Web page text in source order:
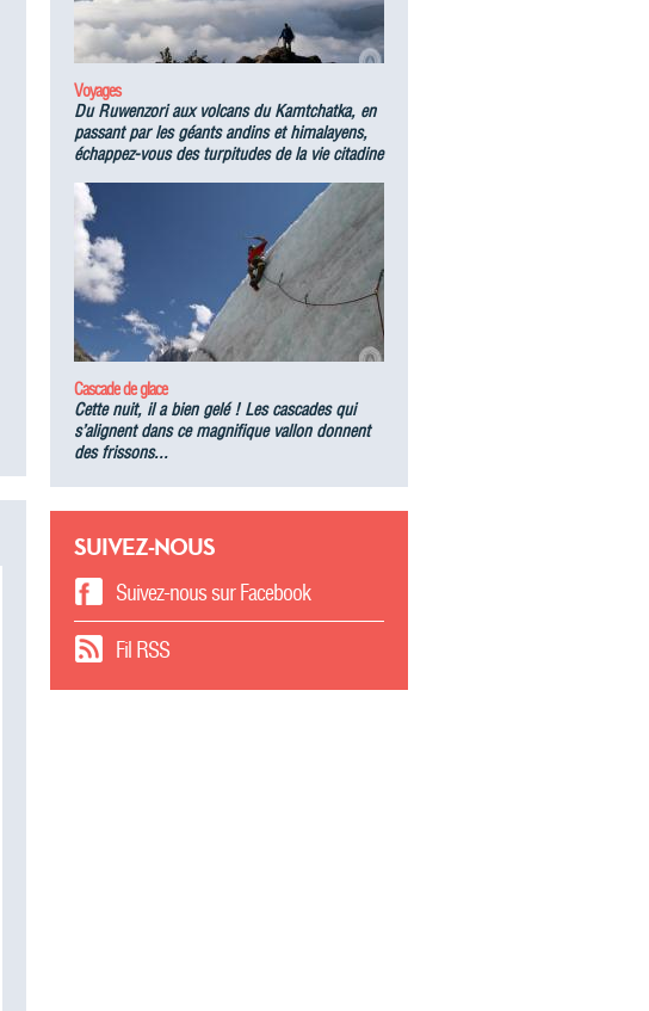
Voyages
Du Ruwenzori aux volcans du Kamtchatka, en
passant par les géants andins et himalayens,
échappez-vous des turpitudes de la vie citadine
Cascade de glace
Cette nuit, il a bien gelé ! Les cascades qui
s’alignent dans ce magnifique vallon donnent
des frissons...
SUIVEZ-NOUS
Suivez-nous sur Facebook
Fil RSS